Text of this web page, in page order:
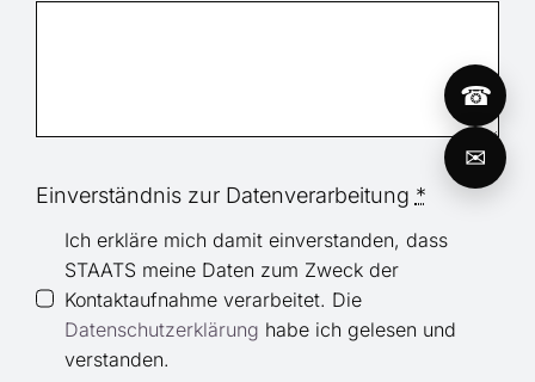
Einverständnis zur Datenverarbeitung *
Ich erkläre mich damit einverstanden, dass
STAATS meine Daten zum Zweck der
Kontaktaufnahme verarbeitet. Die
Datenschutzerklärung habe ich gelesen und
verstanden.
☎
✉